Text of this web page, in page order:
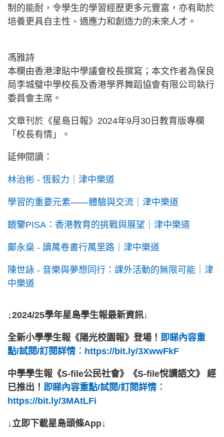
制的能耐，令學生的學習經歷更多元豐富，亦有助於
培養更具自主性、適應力和創造力的未來人才。
馮雅詩
本欄由香港津貼中學議會校長撰寫；本文作者為保良
局李城璧中學校長及香港學界舞蹈協會有限公司執行
委員會主席。
文章刊於《星島日報》2024年9月30日教育版專欄
「校長有情」。
延伸閱讀：
林治彬 - 恆毅力｜津中樂道
學習的重要元素——體驗與交流｜津中樂道
鏡鑒PISA：香港教育的挑戰與展望｜津中樂道
鄺永燊 - 讀萬卷書行萬里路｜津中樂道
陳世詠 - 音樂與夢想同行：課外活動的無限可能｜津
中樂道
↓2024/25學年星島學生報最新資訊↓
全新小學學生報《陽光校園報》登場！ 即睇內容重
點/試閱/訂閱詳情︰https://bit.ly/3XwwFkF
中學學生報《S-file公民社會》《S-file悅讀語文》 經
已推出！ 即睇內容重點/試閱/訂閱詳情︰
https://bit.ly/3MAtLFi
↓立即下載星島頭條App↓